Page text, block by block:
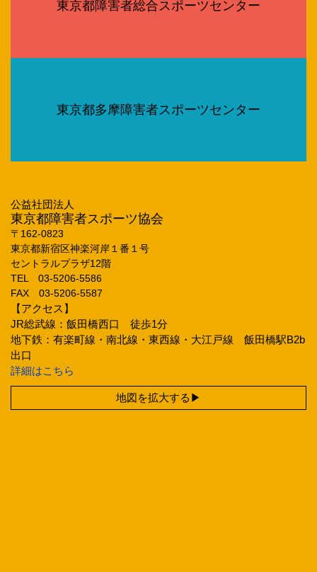
東京都障害者総合スポーツセンター
東京都多摩障害者スポーツセンター
公益社団法人
東京都障害者スポーツ協会
〒162‐0823
東京都新宿区神楽河岸１番１号
セントラルプラザ12階
TEL 03‐5206‐5586
FAX 03‐5206‐5587
【アクセス】
JR総武線：飯田橋西口 徒歩1分
地下鉄：有楽町線・南北線・東西線・大江戸線 飯田橋駅B2b
出口
詳細はこちら
地図を拡大する